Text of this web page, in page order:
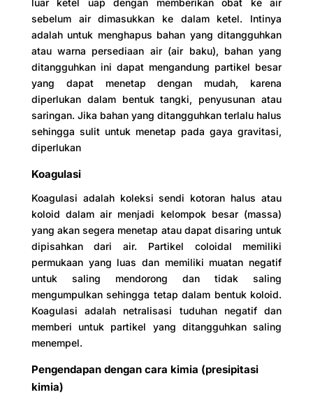
luar ketel uap dengan memberikan obat ke air
sebelum air dimasukkan ke dalam ketel. Intinya
adalah untuk menghapus bahan yang ditangguhkan
atau warna persediaan air (air baku), bahan yang
ditangguhkan ini dapat mengandung partikel besar
yang dapat menetap dengan mudah, karena
diperlukan dalam bentuk tangki, penyusunan atau
saringan. Jika bahan yang ditangguhkan terlalu halus
sehingga sulit untuk menetap pada gaya gravitasi,
diperlukan
Koagulasi
Koagulasi adalah koleksi sendi kotoran halus atau
koloid dalam air menjadi kelompok besar (massa)
yang akan segera menetap atau dapat disaring untuk
dipisahkan dari air. Partikel coloidal memiliki
permukaan yang luas dan memiliki muatan negatif
untuk saling mendorong dan tidak saling
mengumpulkan sehingga tetap dalam bentuk koloid.
Koagulasi adalah netralisasi tuduhan negatif dan
memberi untuk partikel yang ditangguhkan saling
menempel.
Pengendapan dengan cara kimia (presipitasi
kimia)